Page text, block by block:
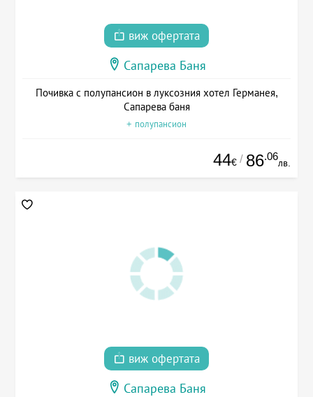
виж офертата
Сапарева Баня
Почивка с полупансион в луксозния хотел Германея,
Сапарева баня
+ полупансион
44€ / 86.06
лв.
виж офертата
Сапарева Баня